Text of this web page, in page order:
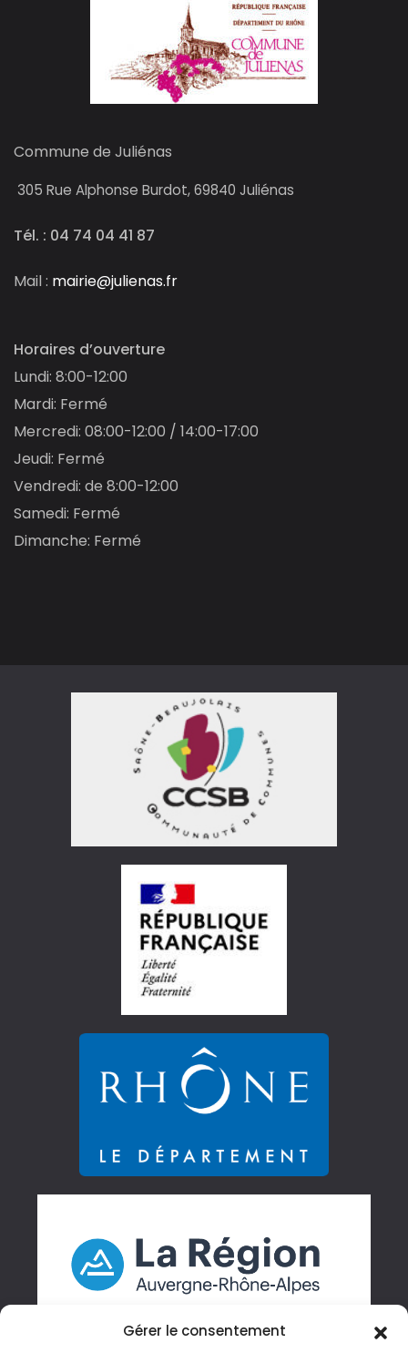
Gérer le consentement
Commune de Juliénas
305 Rue Alphonse Burdot, 69840 Juliénas
Tél. : 04 74 04 41 87
Mail : mairie@julienas.fr
Horaires d’ouverture
Lundi: 8:00-12:00
Mardi: Fermé
Mercredi: 08:00-12:00 / 14:00-17:00
Jeudi: Fermé
Vendredi: de 8:00-12:00
Samedi: Fermé
Dimanche: Fermé